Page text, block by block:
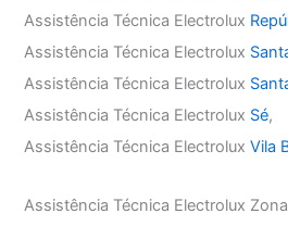
Assistência Técnica Electrolux
Assistência Técnica Electrolux
Assistência Técnica Electrolux
Assistência Técnica Electrolux Sé,
Assistência Técnica ElectroluxVila
Assistência Técnica Electrolux